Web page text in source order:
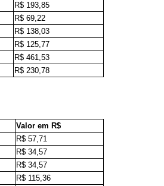
R$ 193,85
R$ 69,22
R$ 138,03
R$ 125,77
R$ 461,53
R$ 230,78
Valor em R$
R$ 57,71
R$ 34,57
R$ 34,57
R$ 115,36